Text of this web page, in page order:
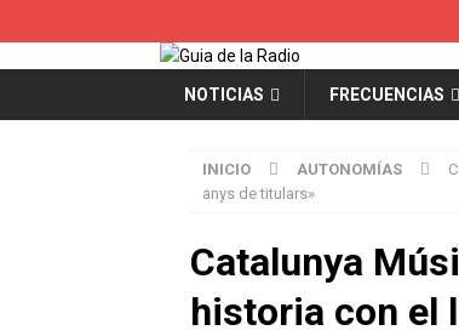
NOTICIAS FRECUENCIAS
INICIO AUTONOMÍAS
anys de titulars»
Catalunya
historia con el